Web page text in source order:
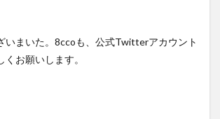
まいた。8ccoも、公式Twitterアカウント
お願いします。